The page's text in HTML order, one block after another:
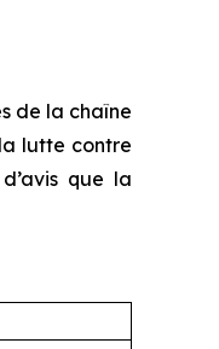
de la chaîne
lutte contre
que la